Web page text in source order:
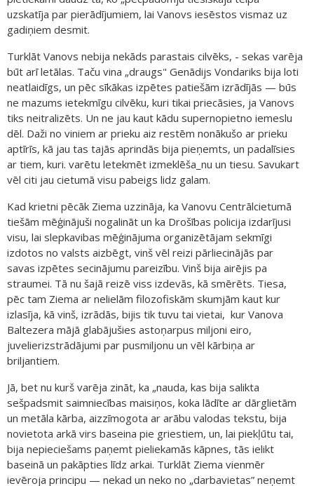
uzskatīja par pierādījumiem, lai Vanovs iesēstos vismaz uz
gadiņiem desmit.
Turklāt Vanovs nebija nekāds parastais cilvēks, - sekas varēja
būt arī letālas. Taču vina „draugs" Genādijs Vondariks bija loti
neatlaidīgs, un pēc sīkākas izpētes patiešām izrādījās — būs
ne mazums ietekmīgu cilvēku, kuri tikai priecāsies, ja Vanovs
tiks neitralizēts. Un ne jau kaut kādu supernopietno iemeslu
dēl. Daži no viniem ar prieku aiz restēm nonākušo ar prieku
aptīrīs, kā jau tas tajās aprindās bija pieņemts, un padalīsies
ar tiem, kuri. varētu letekmēt izmeklēša_nu un tiesu. Savukart
vēl citi jau cietumā visu pabeigs lidz galam.
Kad krietni pēcāk Ziema uzzināja, ka Vanovu Centrālcietumā
tiešām mēģinājuši nogalināt un ka Drošības policija izdarījusi
visu, lai slepkavibas mēģinājuma organizētājam sekmīgi
izdotos no valsts aizbēgt, vinš vēl reizi pārliecinājās par
savas izpētes secinājumu pareizību. Vinš bija airējis pa
straumei. Tā nu šajā reizē viss izdevās, kā smērēts. Tiesa,
pēc tam Ziema ar nelielām filozofiskām skumjām kaut kur
izlasīja, kā vinš, izrādās, bijis tik tuvu tai vietai, kur Vanova
Baltezera mājā glabājušies astoņarpus miljoni eiro,
juvelierizstrādājumi par pusmiljonu un vēl kārbiņa ar
briljantiem.
Jā, bet nu kurš varēja zināt, ka „nauda, kas bija salikta
sešpadsmit saimniecības maisiņos, koka lādīte ar dārglietām
un metāla kārba, aizzīmogota ar arābu valodas tekstu, bija
novietota arkā virs baseina pie griestiem, un, lai piekļūtu tai,
bija nepieciešams paņemt pieliekamās kāpnes, tās ielikt
baseinā un pakāpties līdz arkai. Turklāt Ziema vienmēr
ievēroja principu — nekad un neko no „darbavietas” neņemt